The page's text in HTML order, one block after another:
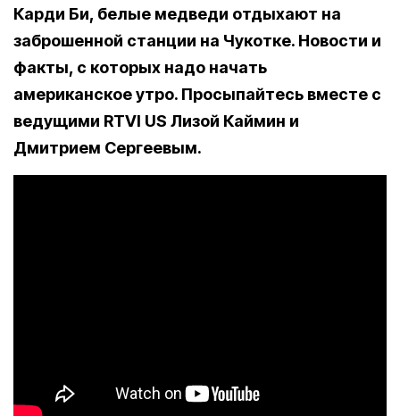
Карди Би, белые медведи отдыхают на
заброшенной станции на Чукотке. Новости и
факты, с которых надо начать
американское утро. Просыпайтесь вместе с
ведущими RTVI US Лизой Каймин и
Дмитрием Сергеевым.